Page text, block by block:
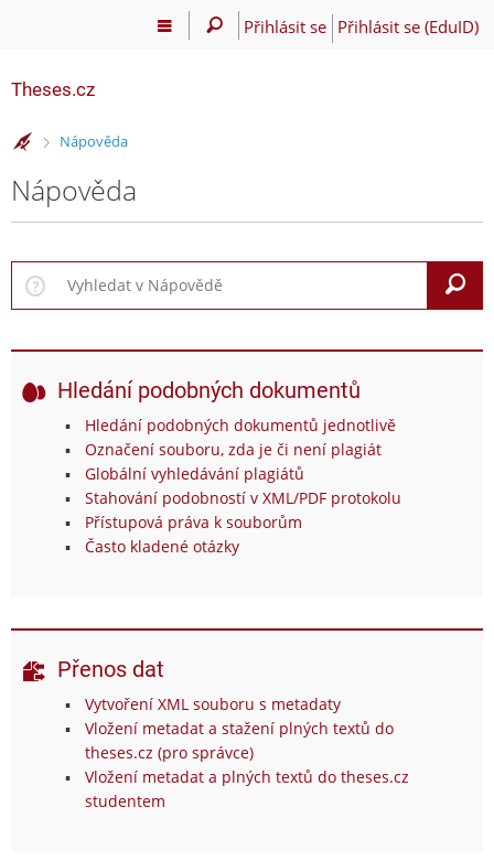
Přihlásit se Přihlásit se (EduID)
Theses.cz
>Nápověda
Nápověda
Hledání podobných dokumentů
Hledání podobných dokumentů jednotlivě
Označení souboru, zda je či není plagiát
Globální vyhledávání plagiátů
Stahování podobností v XML/PDF protokolu
Přístupová práva k souborům
Často kladené otázky
Přenos dat
Vytvoření XML souboru s metadaty
Vložení metadat a stažení plných textů do
theses.cz (pro správce)
Vložení metadat a plných textů do theses.cz
studentem